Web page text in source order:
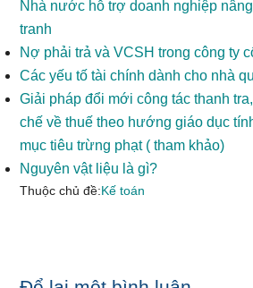
Nhà nước hỗ trợ doanh nghiệp
tranh
Nợ phải trả và VCSH trong công ty
Các yếu tố tài chính dành cho nhà
Giải pháp đổi mới công tác thanh
chế về thuế theo hướng giáo dục
mục tiêu trừng phạt ( tham khảo)
Nguyên vật liệu là gì?
Thuộc chủ đề:Kế toán